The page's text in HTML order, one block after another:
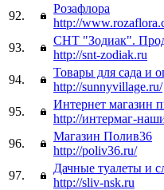
92.
Розафлора
http://
93.
СНТ "Зодиак".
http://snt-zodiak.ru
94.
Товары для сада и
http://sunnyvillage.ru/
95.
Интернет магазин
http://интермаг-
96.
Магазин Полив36
http://poliv36.ru/
97.
Дачные туалеты и
http://sliv-nsk.ru